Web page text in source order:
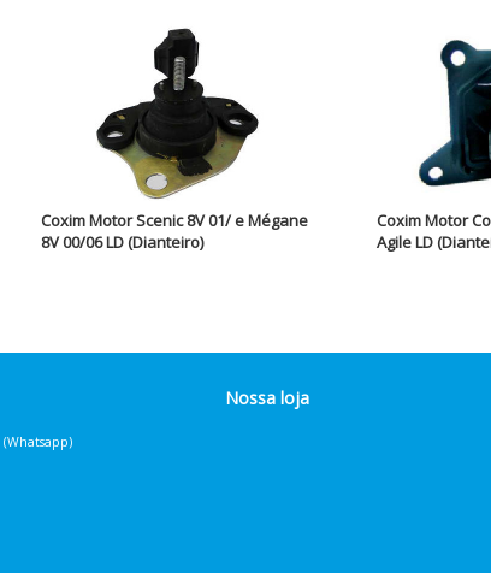
Coxim Motor Scenic 8V 01/ e Mégane
8V 00/06 LD (Dianteiro)
Coxim Motor
Agile LD
(Whatsapp)
Nossa loja